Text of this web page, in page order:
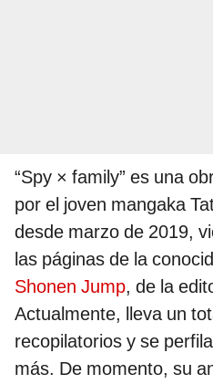
“Spy × family” es una
por el joven mangaka
desde marzo de 2019,
las páginas de la
Shonen Jump, de la
Actualmente, lleva un
recopilatorios y se
más. De momento, su